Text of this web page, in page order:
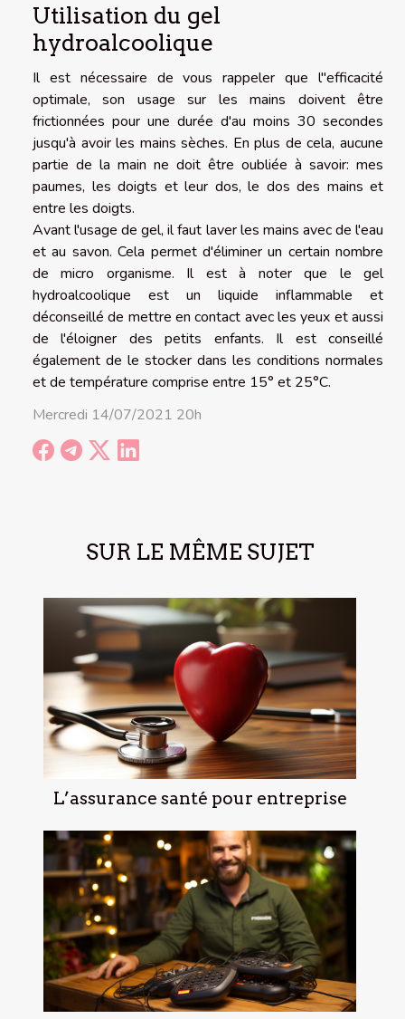
SUR LE MÊME SUJET
L’assurance santé pour entreprise
Utilisation du gel
hydroalcoolique
Il est nécessaire de vous rappeler que l''efficacité
optimale, son usage sur les mains doivent être
frictionnées pour une durée d'au moins 30 secondes
jusqu'à avoir les mains sèches. En plus de cela, aucune
partie de la main ne doit être oubliée à savoir: mes
paumes, les doigts et leur dos, le dos des mains et
entre les doigts.
Avant l'usage de gel, il faut laver les mains avec de l'eau
et au savon. Cela permet d'éliminer un certain nombre
de micro organisme. Il est à noter que le gel
hydroalcoolique est un liquide inflammable et
déconseillé de mettre en contact avec les yeux et aussi
de l'éloigner des petits enfants. Il est conseillé
également de le stocker dans les conditions normales
et de température comprise entre 15° et 25°C.
Mercredi 14/07/2021 20h